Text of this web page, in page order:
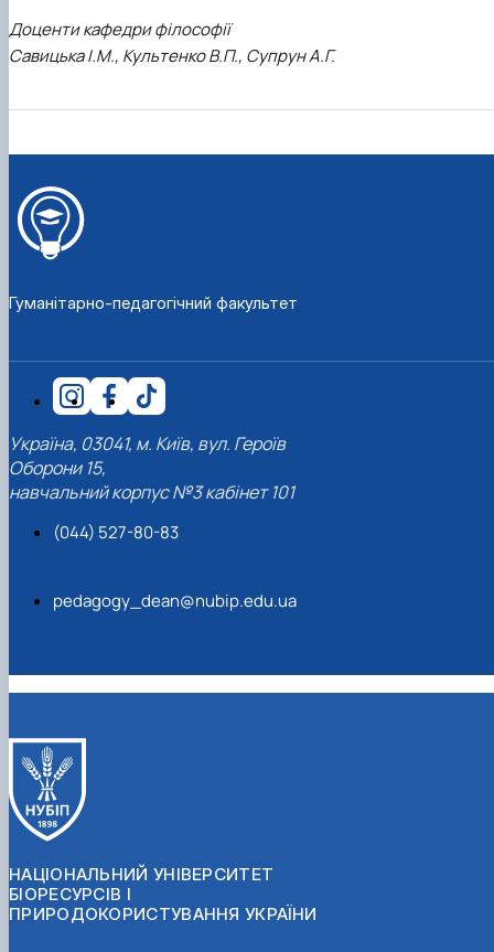
Доценти кафедри філософії
Савицька І.М., Культенко В.П., Супрун А.Г.
Гуманітарно-педагогічний факультет
Україна, 03041, м. Київ, вул. Героїв
Оборони 15,
навчальний корпус №3 кабінет 101
(044) 527-80-83
pedagogy_dean@nubip.edu.ua
НАЦІОНАЛЬНИЙ УНІВЕРСИТЕТ
БІОРЕСУРСІВ І
ПРИРОДОКОРИСТУВАННЯ УКРАЇНИ